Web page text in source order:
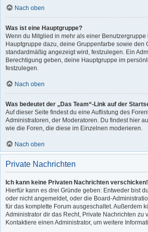
Nach oben
Was ist eine Hauptgruppe?
Wenn du Mitglied in mehr als einer Benutzergruppe
Hauptgruppe dazu, deine Gruppenfarbe sowie den
standardmäßig angezeigt wird, festzulegen. Ein
Berechtigung geben, deine Hauptgruppe im
festzulegen.
Nach oben
Was bedeutet der „Das Team“-Link auf der
Auf dieser Seite findest du eine Auflistung des
Administratoren, der Moderatoren. Du findest hier
wie die Foren, die diese im Einzelnen moderieren.
Nach oben
Private Nachrichten
Ich kann keine Privaten Nachrichten verschicken!
Hierfür kann es drei Gründe geben: Entweder bist
oder nicht angemeldet, oder die Board-
für das komplette Forum ausgeschaltet. Außerdem
Administrator dir das Recht, Private Nachrichten zu
Kontaktiere einen Administrator, um weitere